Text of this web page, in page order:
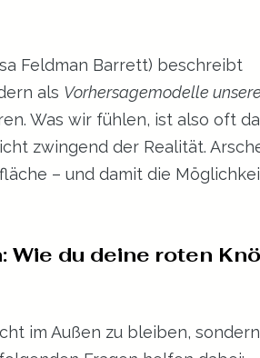
Feldman Barrett) beschreibt
als Vorhersagemodelle
Was wir fühlen, ist also oft
zwingend der Realität.
– und damit die
Wie du deine roten
im Außen zu bleiben,